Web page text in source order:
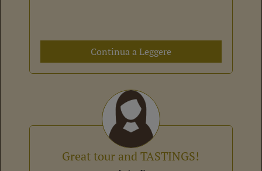
Continua a Leggere
Great tour and TASTINGS!